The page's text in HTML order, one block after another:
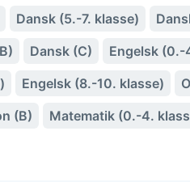
Dansk (5.-7. klasse)
Dansk (C)
Engelsk (0.-
Engelsk (8.-10. klasse)
(B) Matematik (0.-4.